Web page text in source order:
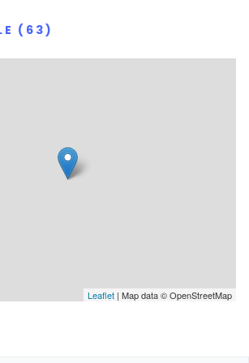
(63)
Leaflet | Map data © OpenStreetMap